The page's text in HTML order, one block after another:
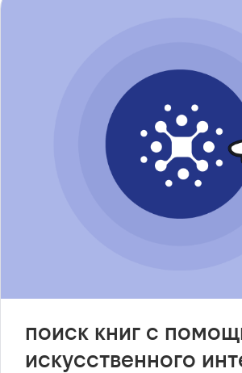
поиск книг с
искусственного